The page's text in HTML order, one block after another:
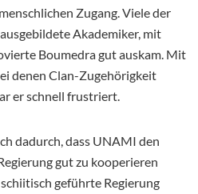
Zugang. Viele der
Akademiker, mit
Boumedra gut auskam. Mit
denen Clan-Zugehörigkeit
er schnell frustriert.
dadurch, dass UNAMI den
gut zu kooperieren
geführte Regierung